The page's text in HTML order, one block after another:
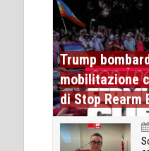
Trump
mobilitazione
di Stop Rearm